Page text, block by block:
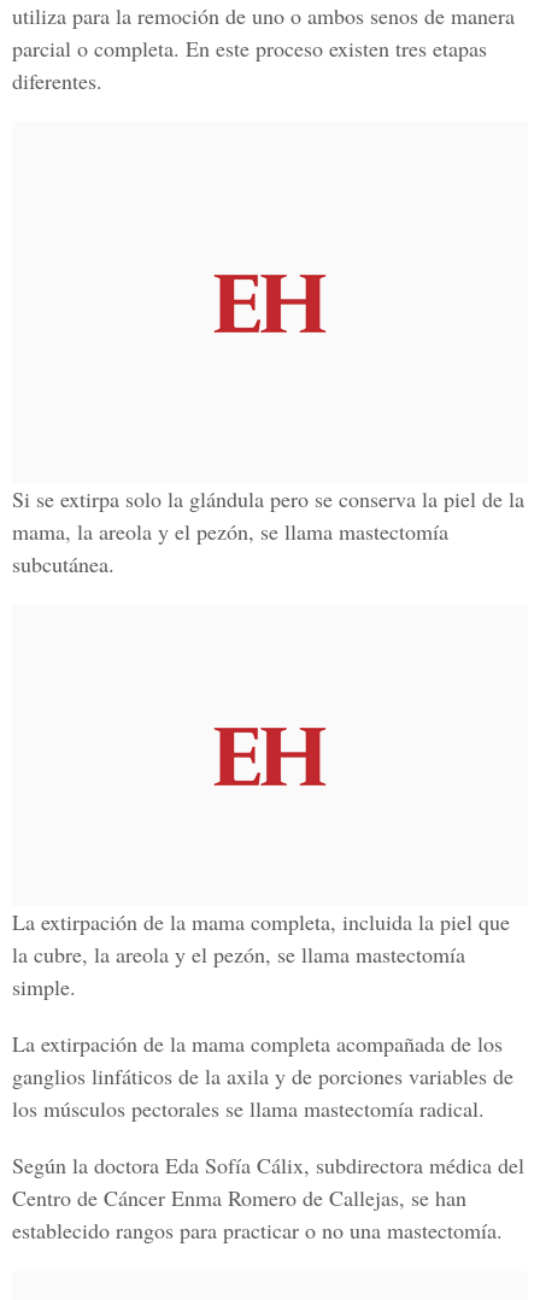
utiliza para la remoción de uno o ambos senos de manera
parcial o completa. En este proceso existen tres etapas
diferentes.
Si se extirpa solo la glándula pero se conserva la piel de la
mama, la areola y el pezón, se llama mastectomía
subcutánea.
La extirpación de la mama completa, incluida la piel que
la cubre, la areola y el pezón, se llama mastectomía
simple.
La extirpación de la mama completa acompañada de los
ganglios linfáticos de la axila y de porciones variables de
los músculos pectorales se llama mastectomía radical.
Según la doctora Eda Sofía Cálix, subdirectora médica del
Centro de Cáncer Enma Romero de Callejas, se han
establecido rangos para practicar o no una mastectomía.